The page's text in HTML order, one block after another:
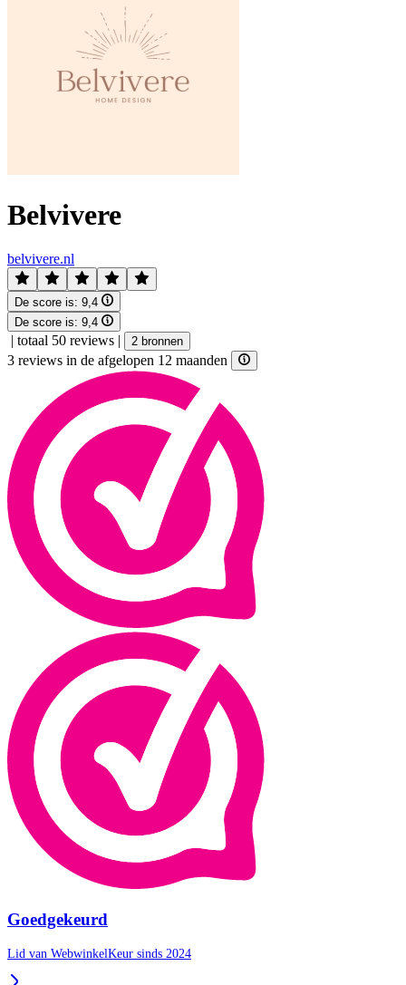
Belvivere
belvivere.nl
De score is: 9,4
De score is: 9,4
| totaal 50 reviews | 2 bronnen
3 reviews in de afgelopen 12 maanden
Goedgekeurd
Lid van WebwinkelKeur sinds 2024